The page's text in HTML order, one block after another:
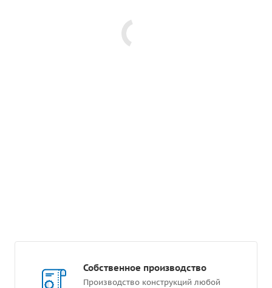
Собственное производство
Производство конструкций любой